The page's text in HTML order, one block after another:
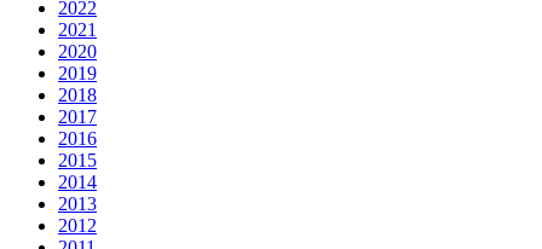
2022
2021
2020
2019
2018
2017
2016
2015
2014
2013
2012